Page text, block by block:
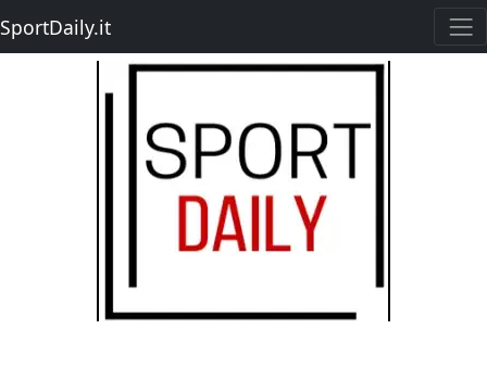
SportDaily.it